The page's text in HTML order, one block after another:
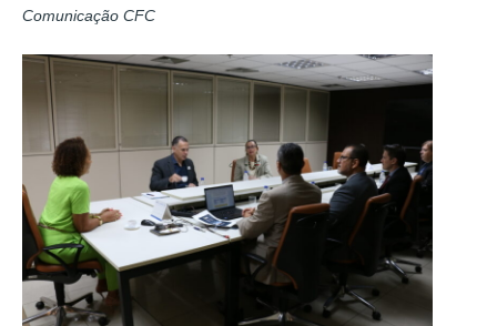
Comunicação CFC